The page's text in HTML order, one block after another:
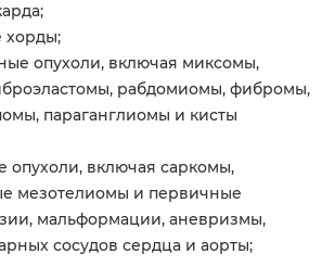
хорды;
опухоли, включая миксомы,
рабдомиомы, фибромы,
параганглиомы и кисты
опухоли, включая саркомы,
мезотелиомы и первичные
мальформации, аневризмы,
сосудов сердца и аорты;